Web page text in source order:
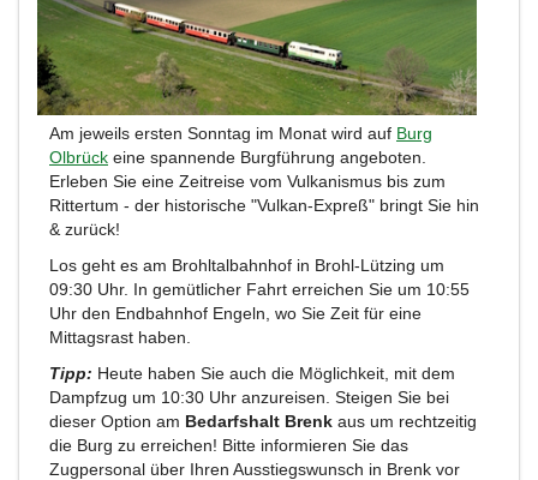
Am jeweils ersten Sonntag im Monat wird auf Burg
Olbrück eine spannende Burgführung angeboten.
Erleben Sie eine Zeitreise vom Vulkanismus bis zum
Rittertum - der historische "Vulkan-Expreß" bringt Sie hin
& zurück!
Los geht es am Brohltalbahnhof in Brohl-Lützing um
09:30 Uhr. In gemütlicher Fahrt erreichen Sie um 10:55
Uhr den Endbahnhof Engeln, wo Sie Zeit für eine
Mittagsrast haben.
Tipp: Heute haben Sie auch die Möglichkeit, mit dem
Dampfzug um 10:30 Uhr anzureisen. Steigen Sie bei
dieser Option am Bedarfshalt Brenk aus um rechtzeitig
die Burg zu erreichen! Bitte informieren Sie das
Zugpersonal über Ihren Ausstiegswunsch in Brenk vor